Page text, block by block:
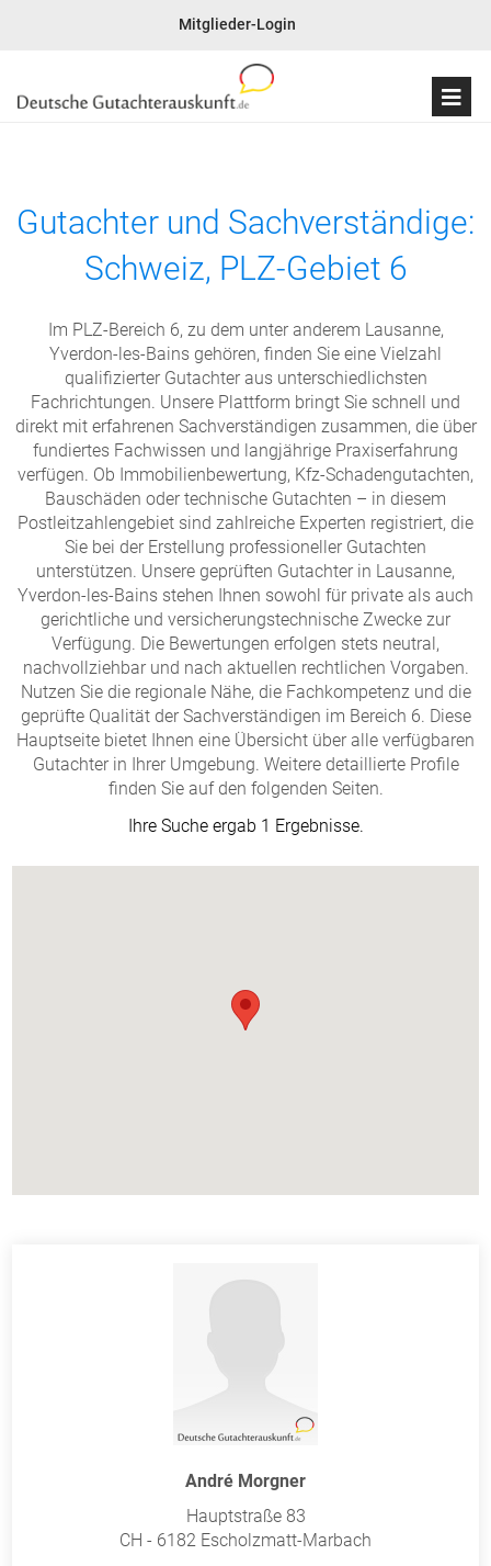
Mitglieder-Login
Gutachter und Sachverständige:
Schweiz, PLZ-Gebiet 6
Im PLZ-Bereich 6, zu dem unter anderem Lausanne,
Yverdon-les-Bains gehören, finden Sie eine Vielzahl
qualifizierter Gutachter aus unterschiedlichsten
Fachrichtungen. Unsere Plattform bringt Sie schnell und
direkt mit erfahrenen Sachverständigen zusammen, die über
fundiertes Fachwissen und langjährige Praxiserfahrung
verfügen. Ob Immobilienbewertung, Kfz-Schadengutachten,
Bauschäden oder technische Gutachten – in diesem
Postleitzahlengebiet sind zahlreiche Experten registriert, die
Sie bei der Erstellung professioneller Gutachten
unterstützen. Unsere geprüften Gutachter in Lausanne,
Yverdon-les-Bains stehen Ihnen sowohl für private als auch
gerichtliche und versicherungstechnische Zwecke zur
Verfügung. Die Bewertungen erfolgen stets neutral,
nachvollziehbar und nach aktuellen rechtlichen Vorgaben.
Nutzen Sie die regionale Nähe, die Fachkompetenz und die
geprüfte Qualität der Sachverständigen im Bereich 6. Diese
Hauptseite bietet Ihnen eine Übersicht über alle verfügbaren
Gutachter in Ihrer Umgebung. Weitere detaillierte Profile
finden Sie auf den folgenden Seiten.
Ihre Suche ergab 1 Ergebnisse.
André Morgner
Hauptstraße 83
CH - 6182 Escholzmatt-Marbach